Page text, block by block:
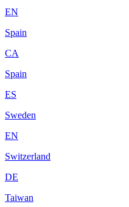
EN
Spain
CA
Spain
ES
Sweden
EN
Switzerland
DE
Taiwan